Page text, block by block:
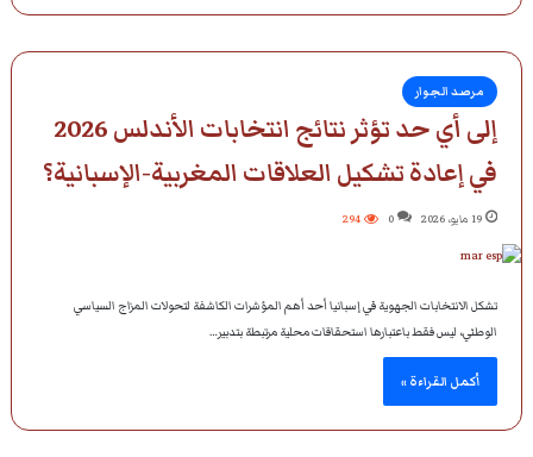
مرصد الجوار
إلى أي حد تؤثر نتائج انتخابات الأندلس 2026
في إعادة تشكيل العلاقات المغربية-الإسبانية؟
19 مايو، 2026 0
294
تشكل الانتخابات الجهوية في إسبانيا أحد أهم المؤشرات الكاشفة لتحولات المزاج السياسي
الوطني، ليس فقط باعتبارها استحقاقات محلية مرتبطة بتدبير…
أكمل القراءة »